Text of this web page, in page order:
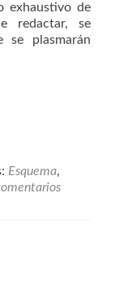
exhaustivo de
redactar, se
se plasmarán
Esquema,